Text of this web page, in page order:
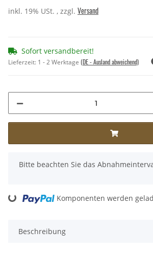
inkl. 19% USt. , zzgl. Versand
Sofort versandbereit!
Lieferzeit: 1 - 2 Werktage (DE - Ausland abweichend)
x
Bitte beachten Sie das
Komponenten werden
Beschreibung